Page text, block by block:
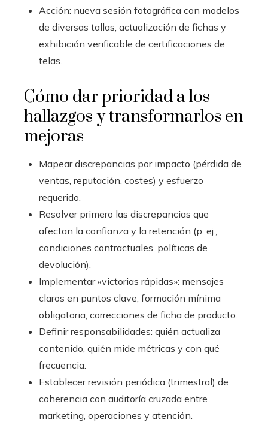
Acción: nueva sesión fotográfica con modelos
de diversas tallas, actualización de fichas y
exhibición verificable de certificaciones de
telas.
Cómo dar prioridad a los
hallazgos y transformarlos en
mejoras
Mapear discrepancias por impacto (pérdida de
ventas, reputación, costes) y esfuerzo
requerido.
Resolver primero las discrepancias que
afectan la confianza y la retención (p. ej.,
condiciones contractuales, políticas de
devolución).
Implementar «victorias rápidas»: mensajes
claros en puntos clave, formación mínima
obligatoria, correcciones de ficha de producto.
Definir responsabilidades: quién actualiza
contenido, quién mide métricas y con qué
frecuencia.
Establecer revisión periódica (trimestral) de
coherencia con auditoría cruzada entre
marketing, operaciones y atención.